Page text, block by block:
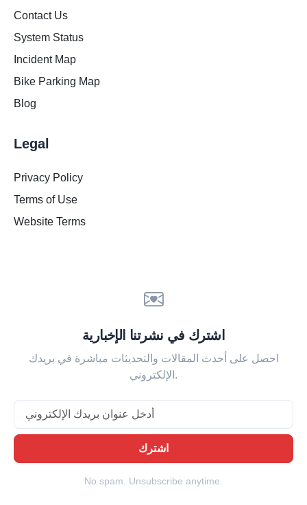
Contact Us
System Status
Incident Map
Bike Parking Map
Blog
Legal
Privacy Policy
Terms of Use
Website Terms
اشترك في نشرتنا الإخبارية
احصل على أحدث المقالات والتحديثات مباشرة في بريدك
الإلكتروني.
Email
اشترك
No spam. Unsubscribe anytime.